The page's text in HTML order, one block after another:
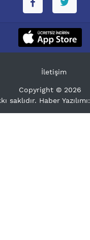
İletişim
Copyright © 2026
saklıdır. Haber Yazılımı: